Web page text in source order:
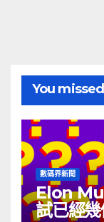
You missed
數碼界新聞
Elon
試已經